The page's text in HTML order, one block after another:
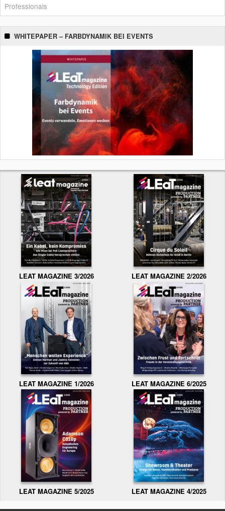
Professionals
WHITEPAPER – FARBDYNAMIK BEI EVENTS
LEAT MAGAZINE 3/2026 LEAT MAGAZINE 2/2026
LEAT MAGAZINE 1/2026 LEAT MAGAZINE 6/2025
LEAT MAGAZINE 5/2025 LEAT MAGAZINE 4/2025